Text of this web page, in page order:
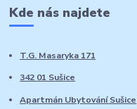
Kde nás najdete
T.G. Masaryka 171
342 01 Sušice
Apartmán Ubytování Sušice